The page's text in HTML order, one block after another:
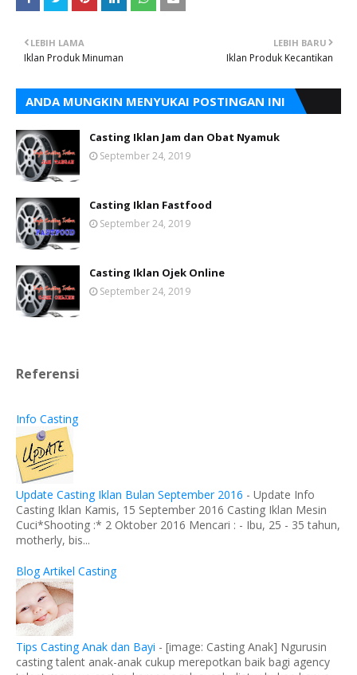
LEBIH BARU
Iklan Produk Kecantikan
LEBIH LAMA
Iklan Produk Minuman
ANDA MUNGKIN MENYUKAI POSTINGAN INI
Casting Iklan Jam dan Obat Nyamuk
September 24, 2019
Casting Iklan Fastfood
September 24, 2019
Casting Iklan Ojek Online
September 24, 2019
Referensi
Info Casting
Update Casting Iklan Bulan September 2016 - Update Info
Casting Iklan Kamis, 15 September 2016 Casting Iklan Mesin
Cuci*Shooting :* 2 Oktober 2016 Mencari : - Ibu, 25 - 35 tahun,
motherly, bis...
Blog Artikel Casting
Tips Casting Anak dan Bayi - [image: Casting Anak] Ngurusin
casting talent anak-anak cukup merepotkan baik bagi agency